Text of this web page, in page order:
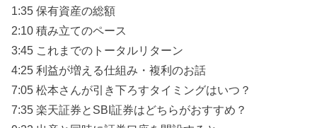
1:35 保有資産の総額
2:10 積み立てのペース
3:45 これまでのトータルリターン
4:25 利益が増える仕組み・複利のお話
7:05 松本さんが引き下ろすタイミングはいつ？
7:35 楽天証券とSBI証券はどちらがおすすめ？